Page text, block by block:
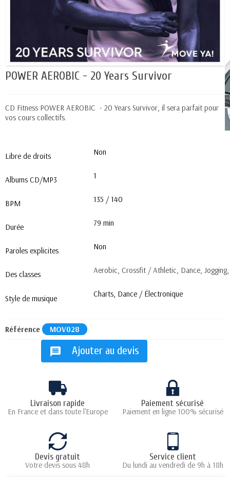
POWER AEROBIC - 20 Years Survivor
CD Fitness POWER AEROBIC - 20 Years Survivor, il sera parfait pour
vos cours collectifs.
Libre de droits Non
Albums CD/MP3 1
BPM 135 / 140
Durée 79 min
Paroles explicites Non
Des classes Aerobic, Crossfit / Athletic, Dance,
Style de musique Charts, Dance / Électronique
Référence MOV028
message Ajouter au devis
Livraison rapide
En France et dans toute l'Europe
Paiement sécurisé
Paiement en ligne 100% sécurisé
Devis gratuit
Votre devis sous 48h
Service client
Du lundi au vendredi de 9h à 18h